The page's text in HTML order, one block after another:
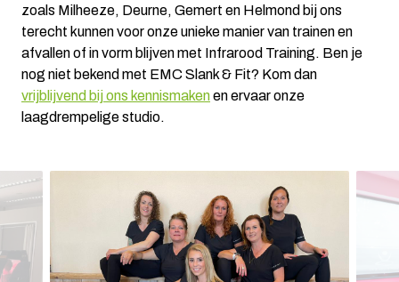
zoals Milheeze, Deurne, Gemert en Helmond bij ons
terecht kunnen voor onze unieke manier van trainen en
afvallen of in vorm blijven met Infrarood Training. Ben je
nog niet bekend met EMC Slank & Fit? Kom dan
vrijblijvend bij ons kennismakenen ervaar onze
laagdrempelige studio.